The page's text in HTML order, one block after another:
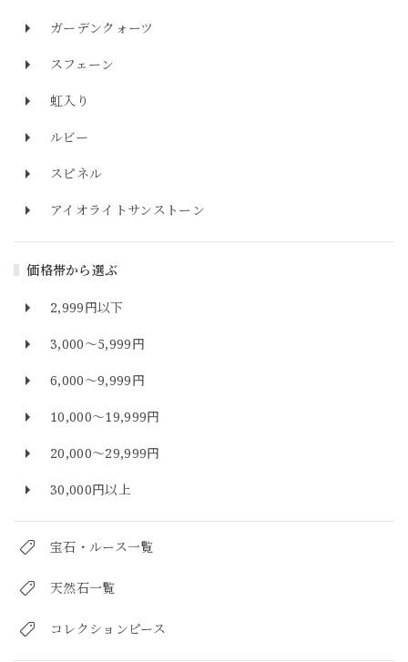
ガーデンクォーツ
スフェーン
虹入り
ルビー
スピネル
アイオライトサンストーン
価格帯から選ぶ
2,999円以下
3,000～5,999円
6,000～9,999円
10,000～19,999円
20,000～29,999円
30,000円以上
宝石・ルース一覧
天然石一覧
コレクションピース